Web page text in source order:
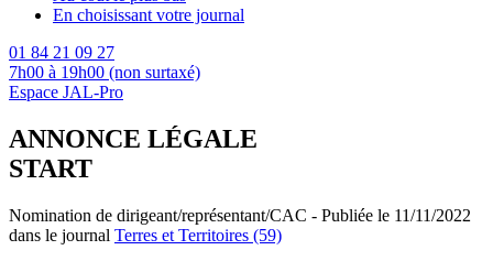
En choisissant votre journal
01 84 21 09 27
7h00 à 19h00 (non surtaxé)
Espace JAL-Pro
ANNONCE LÉGALE
START
Nomination de dirigeant/représentant/CAC - Publiée le 11/11/2022
dans le journal Terres et Territoires (59)